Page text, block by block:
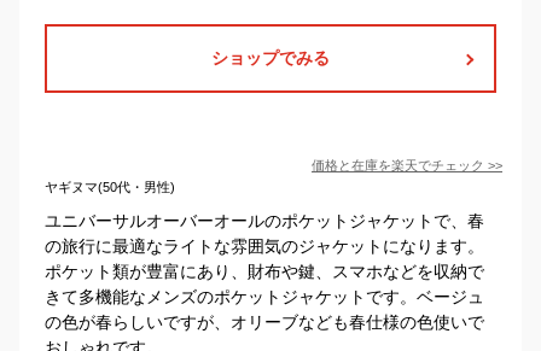
ショップでみる
価格と在庫を楽天でチェック >>
ヤギヌマ(50代・男性)
ユニバーサルオーバーオールのポケットジャケットで、春
の旅行に最適なライトな雰囲気のジャケットになります。
ポケット類が豊富にあり、財布や鍵、スマホなどを収納で
きて多機能なメンズのポケットジャケットです。ベージュ
の色が春らしいですが、オリーブなども春仕様の色使いで